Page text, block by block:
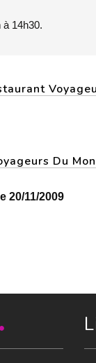
14h30.
Du
20/11/2009